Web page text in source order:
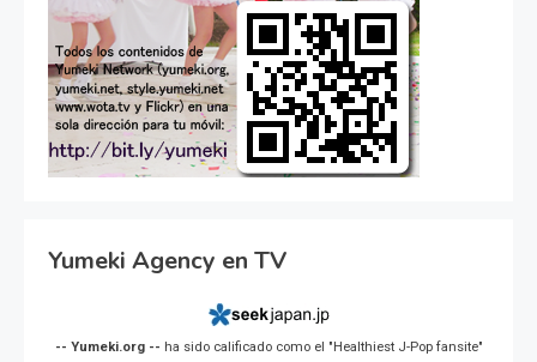
Yumeki Agency en TV
-- Yumeki.org -- ha sido calificado como el "Healthiest J-Pop fansite"